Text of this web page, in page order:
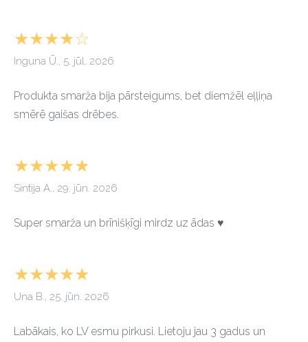
★★★★☆
Inguna Ū., 5. jūl. 2026
Produkta smarža bija pārsteigums, bet diemžēl eļļiņa
smērē gaišas drēbes.
★★★★★
Sintija A., 29. jūn. 2026
Super smarža un brīnišķīgi mirdz uz ādas ♥️
★★★★★
Una B., 25. jūn. 2026
Labākais, ko LV esmu pirkusi. Lietoju jau 3 gadus un